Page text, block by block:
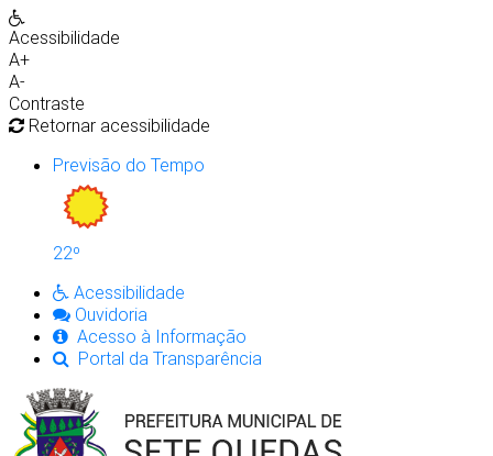
Acessibilidade
A+
A-
Contraste
Retornar acessibilidade
Previsão do Tempo
22º
Acessibilidade
Ouvidoria
Acesso à Informação
Portal da Transparência